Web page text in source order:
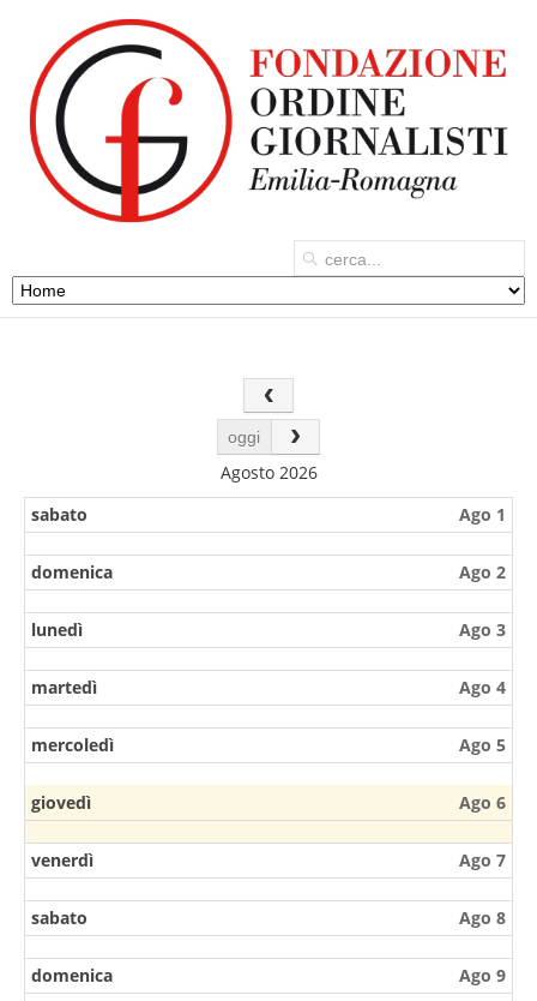
oggi
Agosto 2026
sabato
Ago 1
domenica Ago 2
lunedì Ago 3
martedì Ago 4
mercoledì Ago 5
giovedì Ago 6
venerdì Ago 7
sabato Ago 8
domenica Ago 9